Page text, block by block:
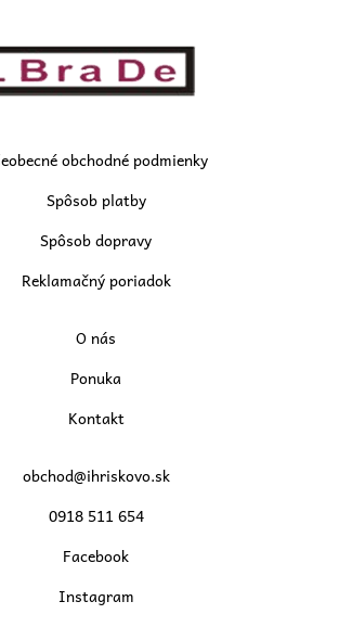
obchodné podmienky
Spôsob platby
Spôsob dopravy
Reklamačný poriadok
O nás
Ponuka
Kontakt
obchod@ihriskovo.sk
0918 511 654
Facebook
Instagram